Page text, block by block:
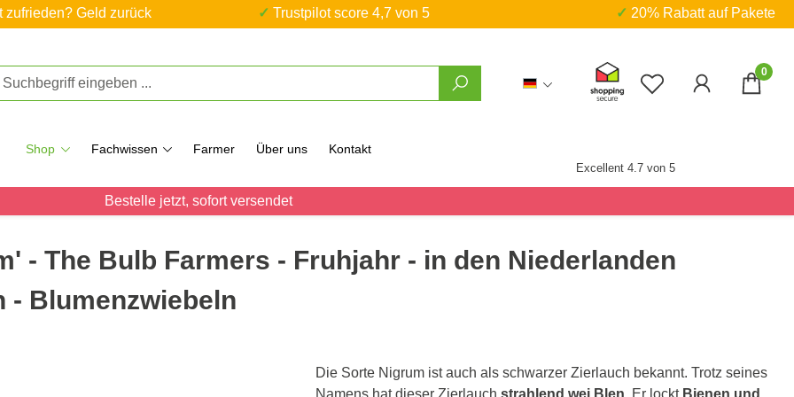
zufrieden? Geld zurück ✓ Trustpilot score 4,7 von 5 ✓ 20% Rabatt auf Pakete
Du hast 0 0
Shop Fachwissen Farmer Über uns Kontakt
Excellent 4.7 von 5
Bestelle jetzt, sofort versendet
- The Bulb Farmers - Fruhjahr - in den Niederlanden
- Blumenzwiebeln
Die Sorte Nigrum ist auch als schwarzer Zierlauch bekannt. Trotz seines
Namens hat dieser Zierlauch strahlend wei Blen. Er lockt Bienen und